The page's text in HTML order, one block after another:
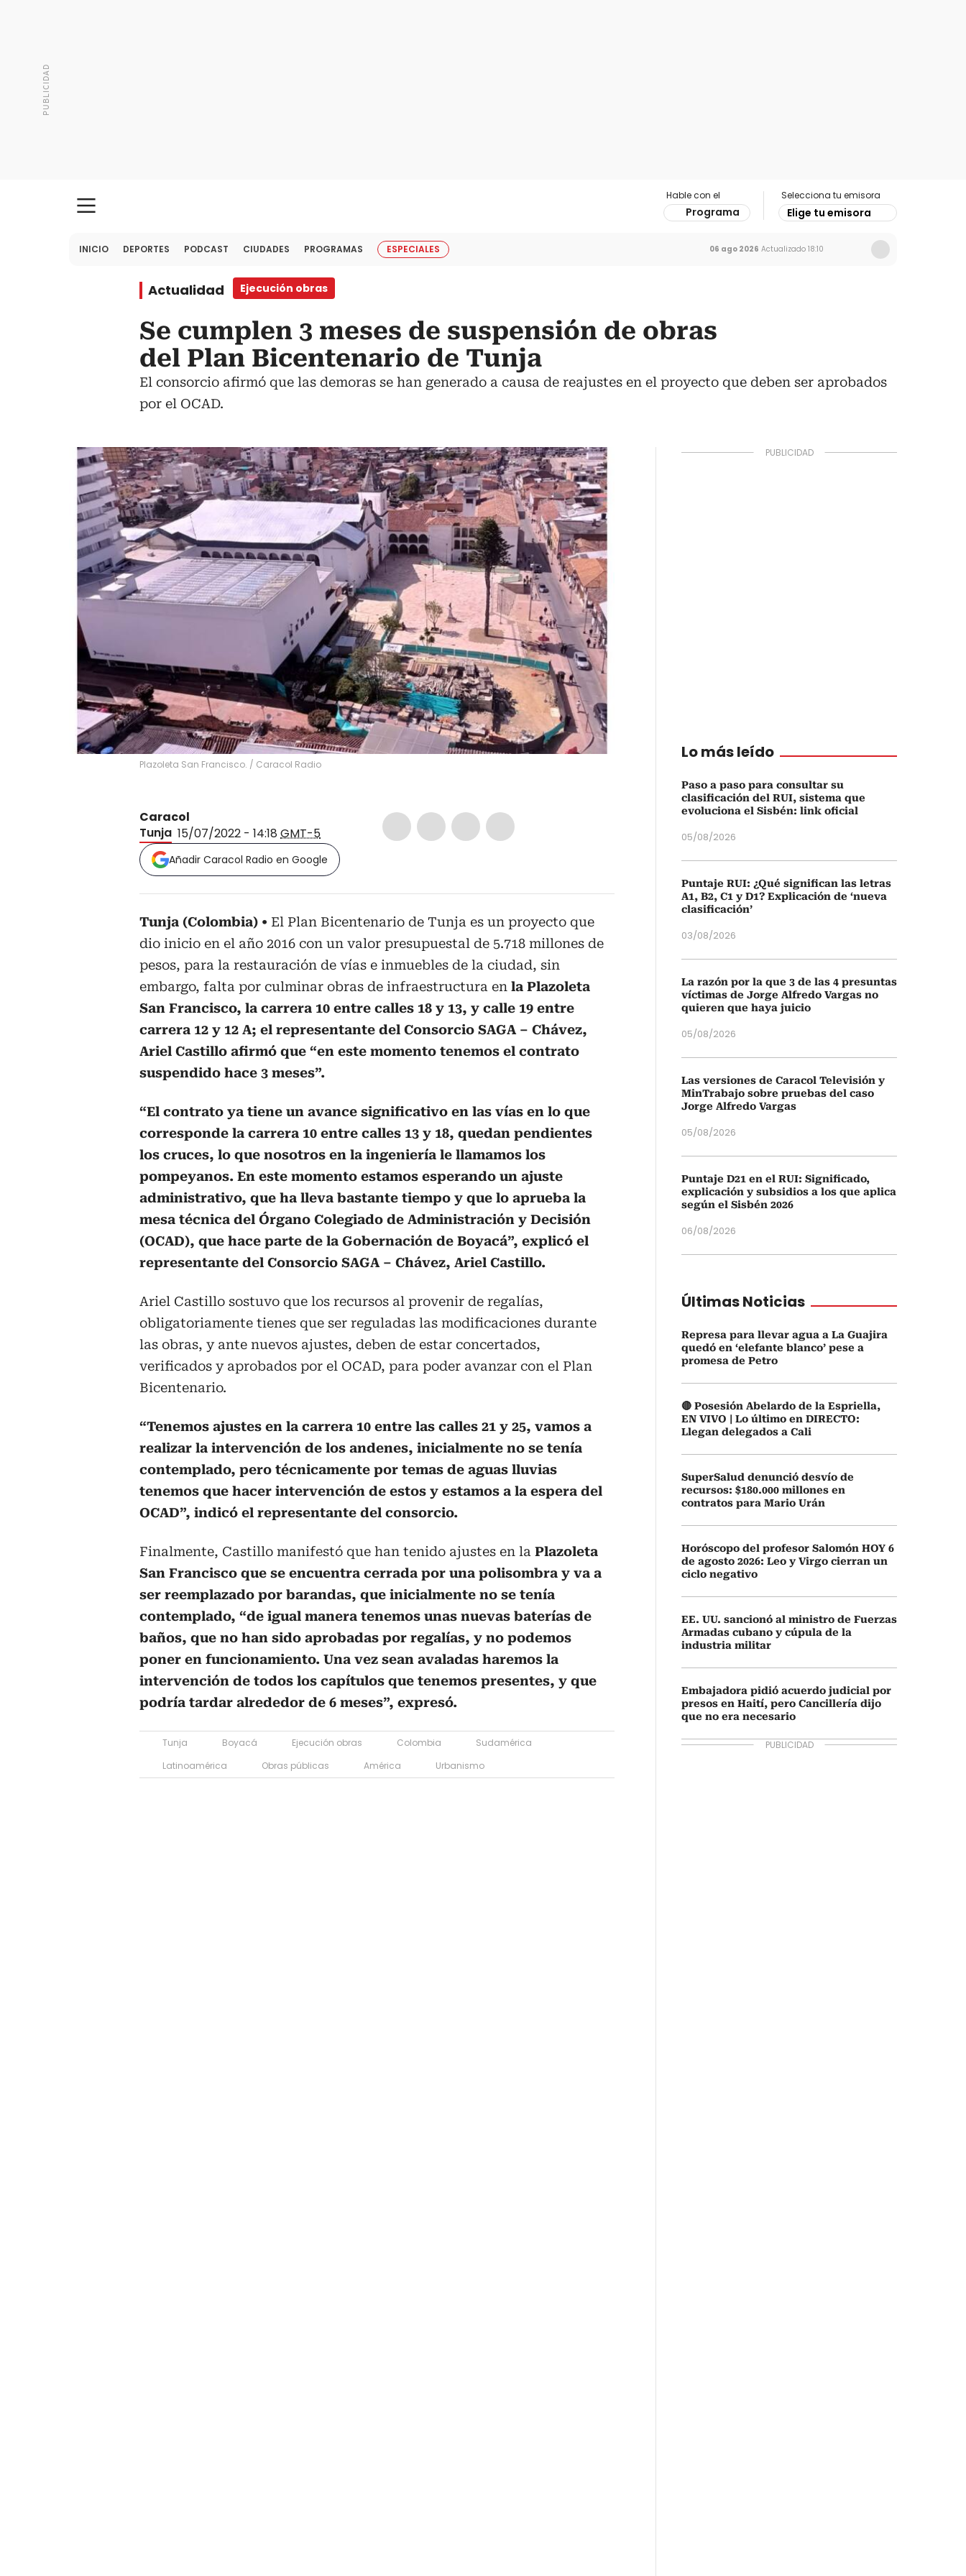
Hable con el
Programa
Selecciona tu emisora
Elige tu emisora
INICIO DEPORTES PODCAST CIUDADES PROGRAMAS ESPECIALES 06 ago 2026 Actualizado 18:10
Actualidad Ejecución obras
Se cumplen 3 meses de suspensión de obras
del Plan Bicentenario de Tunja
El consorcio afirmó que las demoras se han generado a causa de reajustes en el proyecto que deben ser aprobados
por el OCAD.
Plazoleta San Francisco. / Caracol Radio
Caracol
Tunja 15/07/2022 - 14:18 GMT-5
Añadir Caracol Radio en Google
Tunja (Colombia)
El Plan Bicentenario de Tunja es un proyecto que
dio inicio en el año 2016 con un valor presupuestal de 5.718 millones de
pesos, para la restauración de vías e inmuebles de la ciudad, sin
embargo, falta por culminar obras de infraestructura en la Plazoleta
San Francisco, la carrera 10 entre calles 18 y 13, y calle 19 entre
carrera 12 y 12 A; el representante del Consorcio SAGA – Chávez,
Ariel Castillo afirmó que “en este momento tenemos el contrato
suspendido hace 3 meses”.
“El contrato ya tiene un avance significativo en las vías en lo que
corresponde la carrera 10 entre calles 13 y 18, quedan pendientes
los cruces, lo que nosotros en la ingeniería le llamamos los
pompeyanos. En este momento estamos esperando un ajuste
administrativo, que ha lleva bastante tiempo y que lo aprueba la
mesa técnica del Órgano Colegiado de Administración y Decisión
(OCAD), que hace parte de la Gobernación de Boyacá”, explicó el
representante del Consorcio SAGA – Chávez, Ariel Castillo.
Ariel Castillo sostuvo que los recursos al provenir de regalías,
obligatoriamente tienes que ser reguladas las modificaciones durante
las obras, y ante nuevos ajustes, deben de estar concertados,
verificados y aprobados por el OCAD, para poder avanzar con el Plan
Bicentenario.
“Tenemos ajustes en la carrera 10 entre las calles 21 y 25, vamos a
realizar la intervención de los andenes, inicialmente no se tenía
contemplado, pero técnicamente por temas de aguas lluvias
tenemos que hacer intervención de estos y estamos a la espera del
OCAD”, indicó el representante del consorcio.
Finalmente, Castillo manifestó que han tenido ajustes en la Plazoleta
San Francisco que se encuentra cerrada por una polisombra y va a
ser reemplazado por barandas, que inicialmente no se tenía
contemplado, “de igual manera tenemos unas nuevas baterías de
baños, que no han sido aprobadas por regalías, y no podemos
poner en funcionamiento. Una vez sean avaladas haremos la
intervención de todos los capítulos que tenemos presentes, y que
podría tardar alrededor de 6 meses”, expresó.
Tunja Boyacá Ejecución obras Colombia
Sudamérica
Latinoamérica
Obras públicas América Urbanismo
Lo más leído
Paso a paso para consultar su
clasificación del RUI, sistema que
evoluciona el Sisbén: link oficial
05/08/2026
Puntaje RUI: ¿Qué significan las letras
A1, B2, C1 y D1? Explicación de ‘nueva
clasificación’
03/08/2026
La razón por la que 3 de las 4 presuntas
víctimas de Jorge Alfredo Vargas no
quieren que haya juicio
05/08/2026
Las versiones de Caracol Televisión y
MinTrabajo sobre pruebas del caso
Jorge Alfredo Vargas
05/08/2026
Puntaje D21 en el RUI: Significado,
explicación y subsidios a los que aplica
según el Sisbén 2026
06/08/2026
Últimas Noticias
Represa para llevar agua a La Guajira
quedó en ‘elefante blanco’ pese a
promesa de Petro
🔴 Posesión Abelardo de la Espriella,
EN VIVO | Lo último en DIRECTO:
Llegan delegados a Cali
SuperSalud denunció desvío de
recursos: $180.000 millones en
contratos para Mario Urán
Horóscopo del profesor Salomón HOY 6
de agosto 2026: Leo y Virgo cierran un
ciclo negativo
EE. UU. sancionó al ministro de Fuerzas
Armadas cubano y cúpula de la
industria militar
Embajadora pidió acuerdo judicial por
presos en Haití, pero Cancillería dijo
que no era necesario